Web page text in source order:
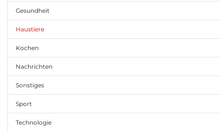
Gesundheit
Haustiere
Kochen
Nachrichten
Sonstiges
Sport
Technologie